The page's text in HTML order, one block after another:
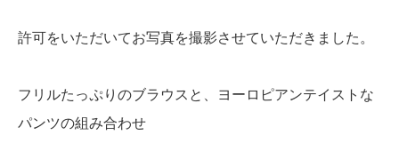
許可をいただいてお写真を撮影させていただきました。
フリルたっぷりのブラウスと、ヨーロピアンテイストな
パンツの組み合わせ